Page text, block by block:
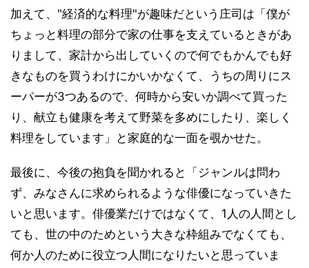
加えて、"経済的な料理"が趣味だという庄司は「僕が
ちょっと料理の部分で家の仕事を支えているときがあ
りまして、家計から出していくので何でもかんでも好
きなものを買うわけにかいかなくて、うちの周りにス
ーパーが3つあるので、何時から安いか調べて買った
り、献立も健康を考えて野菜を多めにしたり、楽しく
料理をしています」と家庭的な一面を覗かせた。
最後に、今後の抱負を聞かれると「ジャンルは問わ
ず、みなさんに求められるような俳優になっていきた
いと思います。俳優業だけではなくて、1人の人間とし
ても、世の中のためという大きな枠組みでなくても、
何か人のために役立つ人間になりたいと思っていま